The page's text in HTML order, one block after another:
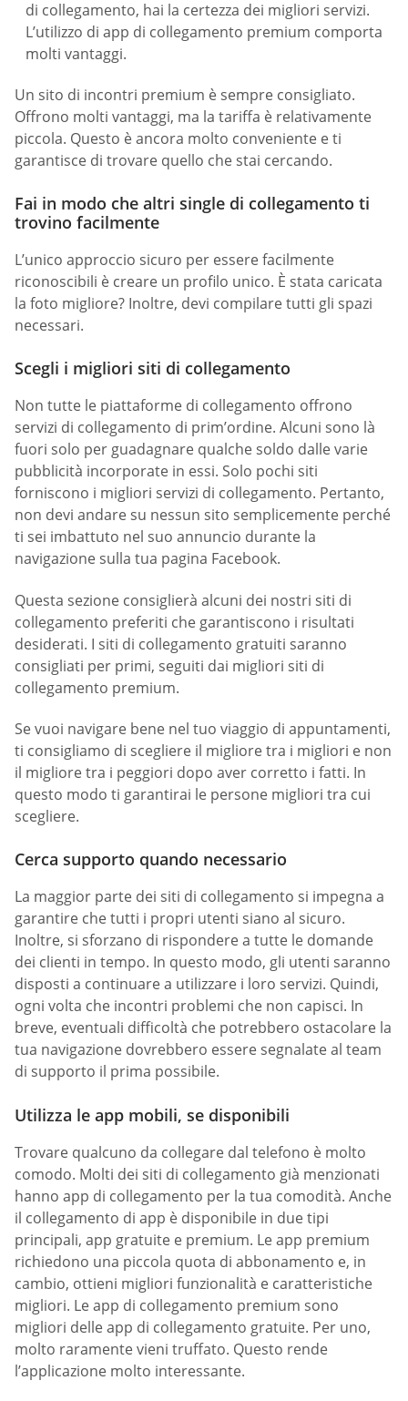
di collegamento, hai la certezza dei migliori servizi.
L’utilizzo di app di collegamento premium comporta
molti vantaggi.
Un sito di incontri premium è sempre consigliato.
Offrono molti vantaggi, ma la tariffa è relativamente
piccola. Questo è ancora molto conveniente e ti
garantisce di trovare quello che stai cercando.
Fai in modo che altri single di collegamento ti
trovino facilmente
L’unico approccio sicuro per essere facilmente
riconoscibili è creare un profilo unico. È stata caricata
la foto migliore? Inoltre, devi compilare tutti gli spazi
necessari.
Scegli i migliori siti di collegamento
Non tutte le piattaforme di collegamento offrono
servizi di collegamento di prim’ordine. Alcuni sono là
fuori solo per guadagnare qualche soldo dalle varie
pubblicità incorporate in essi. Solo pochi siti
forniscono i migliori servizi di collegamento. Pertanto,
non devi andare su nessun sito semplicemente perché
ti sei imbattuto nel suo annuncio durante la
navigazione sulla tua pagina Facebook.
Questa sezione consiglierà alcuni dei nostri siti di
collegamento preferiti che garantiscono i risultati
desiderati. I siti di collegamento gratuiti saranno
consigliati per primi, seguiti dai migliori siti di
collegamento premium.
Se vuoi navigare bene nel tuo viaggio di appuntamenti,
ti consigliamo di scegliere il migliore tra i migliori e non
il migliore tra i peggiori dopo aver corretto i fatti. In
questo modo ti garantirai le persone migliori tra cui
scegliere.
Cerca supporto quando necessario
La maggior parte dei siti di collegamento si impegna a
garantire che tutti i propri utenti siano al sicuro.
Inoltre, si sforzano di rispondere a tutte le domande
dei clienti in tempo. In questo modo, gli utenti saranno
disposti a continuare a utilizzare i loro servizi. Quindi,
ogni volta che incontri problemi che non capisci. In
breve, eventuali difficoltà che potrebbero ostacolare la
tua navigazione dovrebbero essere segnalate al team
di supporto il prima possibile.
Utilizza le app mobili, se disponibili
Trovare qualcuno da collegare dal telefono è molto
comodo. Molti dei siti di collegamento già menzionati
hanno app di collegamento per la tua comodità. Anche
il collegamento di app è disponibile in due tipi
principali, app gratuite e premium. Le app premium
richiedono una piccola quota di abbonamento e, in
cambio, ottieni migliori funzionalità e caratteristiche
migliori. Le app di collegamento premium sono
migliori delle app di collegamento gratuite. Per uno,
molto raramente vieni truffato. Questo rende
l’applicazione molto interessante.